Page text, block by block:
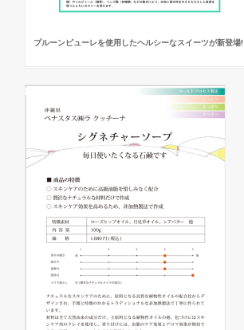
プルーンピューレを使用したヘルシーなスイーツが新登場!